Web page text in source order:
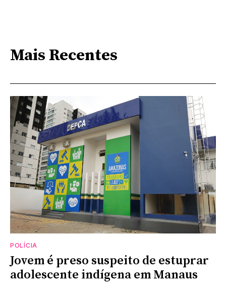
Mais Recentes
POLÍCIA
Jovem é preso suspeito de estuprar
adolescente indígena em Manaus